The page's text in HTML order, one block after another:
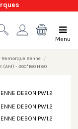
Menu
Remorque Benne
(AM) - 300*160 H 60